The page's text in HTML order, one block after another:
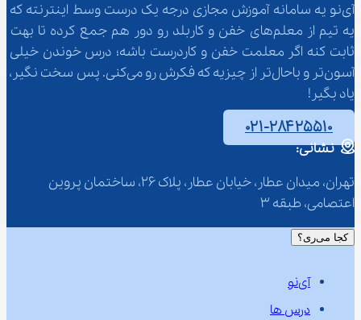
آی‌نو یه سامانه آموزش مجازی درجه یک درست وسط اینترنته که
یه تیم از معلم‌‌های خفن و کاربلد رو دور هم جمع کرده تا بهت
ثابت کنه اگر معلمت خفن و کاردرست باشه؛ درس خوندن خیلی
آسون‌تر و باحال‌تر از چیزیه که فکرش رو می‌کنی. پس سخت نگیر،
یاد بگیر!
۰۲۱-۲۸۴۲۵۵۱۰
نشانی:
تهران، میدان عطار، خیابان عطار، پلاک 26، ساختمان پروین
اعتصامی، طبقه 3
کجا می‌ری؟
آی‌نو
درس ها